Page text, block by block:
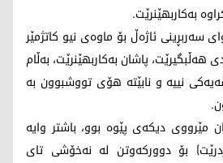
بەکاربهێنرێت.
سەربڕینی ئاژەڵ بۆ ماوەی نیو کاتژمێر
پلەی سەدی هەڵبگیرێت، پاشان بەکاربهێنرێت، بەڵام
نییە و نابێتە هۆی تووشبوون بە
مێرووی دیکەی پێوە بوو، باشتر وایە
بۆ دوورکەوتن لە نەخۆشی تای